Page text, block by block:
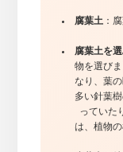
腐葉土 ：
腐葉土を
物を選び
なり、葉
多い針葉
っていた
は、植物